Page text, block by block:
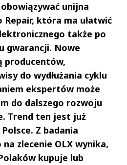
obowiązywać unijna
która ma ułatwić
także po
gwarancji. Nowe
producentów,
do wydłużania cyklu
ekspertów może
do dalszego rozwoju
Trend ten jest już
Z badania
zlecenie OLX wynika,
kupuje lub